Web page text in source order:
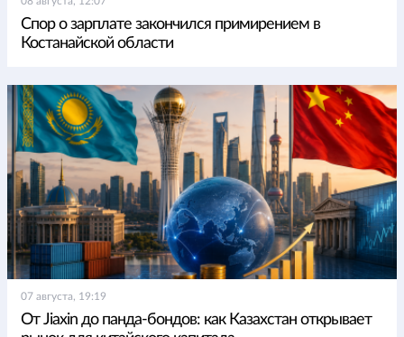
Спор о зарплате закончился примирением в
Костанайской области
07 августа, 19:19
От Jiaxin до панда-бондов: как Казахстан открывает